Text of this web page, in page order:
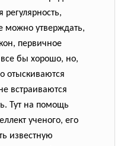
регулярность,
можно утверждать,
первичное
бы хорошо, но,
отыскиваются
встраиваются
Тут на помощь
ученого, его
известную